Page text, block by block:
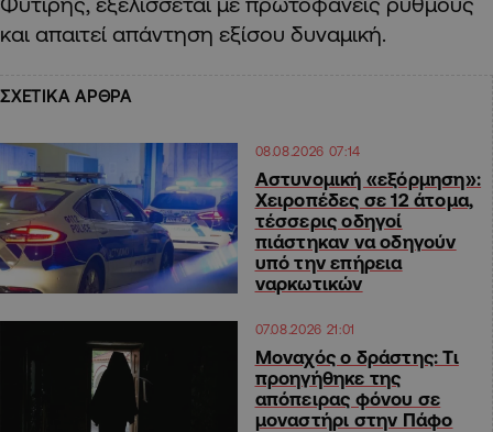
και απαιτεί απάντηση εξίσου δυναμική.
ΣΧΕΤΙΚΑ ΑΡΘΡΑ
08.08.2026 07:14
Αστυνομική «εξόρμηση»:
Χειροπέδες σε 12 άτομα,
τέσσερις οδηγοί
πιάστηκαν να οδηγούν
υπό την επήρεια
ναρκωτικών
07.08.2026 21:01
Μοναχός ο δράστης: Τι
προηγήθηκε της
απόπειρας φόνου σε
μοναστήρι στην Πάφο